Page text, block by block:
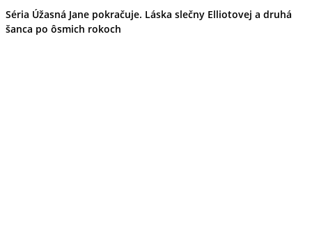
Séria Úžasná Jane pokračuje. Láska slečny Elliotovej a druhá
šanca po ôsmich rokoch